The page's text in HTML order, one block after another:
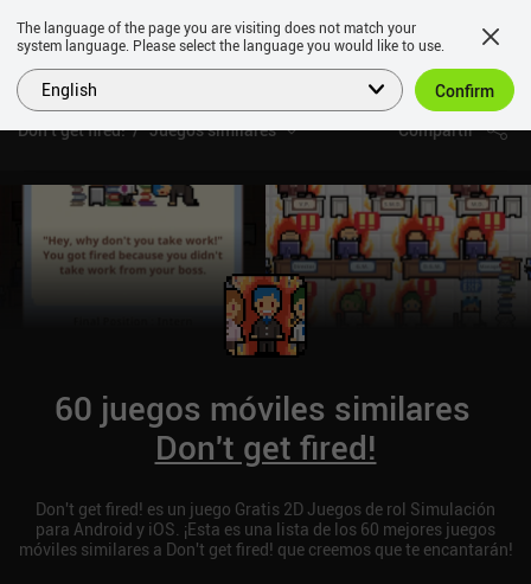
Don't get fired! Juegos similares Compartir
60 juegos móviles similares
Don't get fired!
Don't get fired! es un juego Gratis 2D Juegos de rol Simulación
para Android y iOS. ¡Esta es una lista de los 60 mejores juegos
móviles similares a Don't get fired! que creemos que te encantarán!
The language of the page you are visiting does not match your
system language. Please select the language you would like to use.
English Confirm